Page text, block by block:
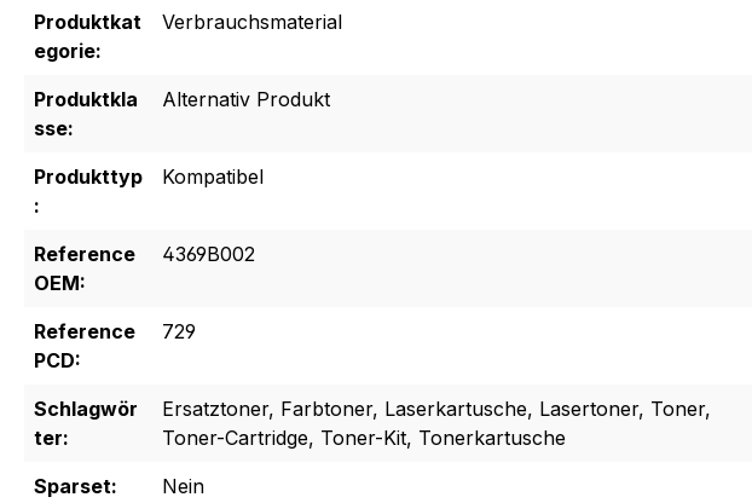
Produktkat
egorie:
Verbrauchsmaterial
Produktkla
sse:
Alternativ Produkt
Produkttyp
:
Kompatibel
Reference
OEM:
4369B002
Reference
PCD:
729
Schlagwör
ter:
Ersatztoner, Farbtoner, Laserkartusche, Lasertoner, Toner,
Toner-Cartridge, Toner-Kit, Tonerkartusche
Sparset:
Nein